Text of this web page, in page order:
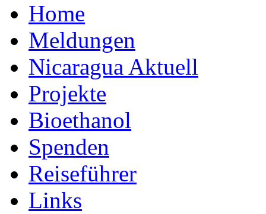
Home
Meldungen
Nicaragua Aktuell
Projekte
Bioethanol
Spenden
Reiseführer
Links